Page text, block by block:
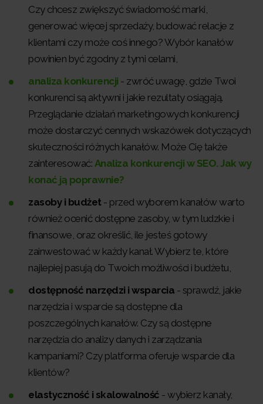
Czy chcesz zwiększyć świadomość marki,
generować więcej sprzedaży, budować relacje z
klientami czy może coś innego? Wybór kanałów
powinien być zgodny z tymi celami,
analiza konkurencji - zwróć uwagę, gdzie Twoi
konkurenci są aktywni i jakie rezultaty osiągają.
Przeglądanie działań marketingowych konkurencji
może dostarczyć cennych wskazówek dotyczących
skuteczności różnych kanałów. Może Cię także
zainteresować: Analiza konkurencji w SEO. Jak wy
konać ją poprawnie?
zasoby i budżet - przed wyborem kanałów warto
również ocenić dostępne zasoby, w tym ludzkie i
finansowe, oraz określić, ile jesteś gotowy
zainwestować w każdy kanał. Wybierz te, które
najlepiej pasują do Twoich możliwości i budżetu,
dostępność narzędzi i wsparcia - sprawdź, jakie
narzędzia i wsparcie są dostępne dla
poszczególnych kanałów. Czy są dostępne
narzędzia do analizy danych i zarządzania
kampaniami? Czy platforma oferuje wsparcie dla
klientów?
elastyczność i skalowalność - wybierz kanały,